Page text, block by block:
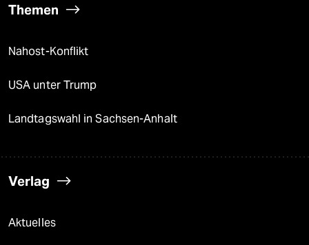
Themen
Nahost-Konflikt
USA unter Trump
Landtagswahl in Sachsen-Anhalt
Verlag
Aktuelles